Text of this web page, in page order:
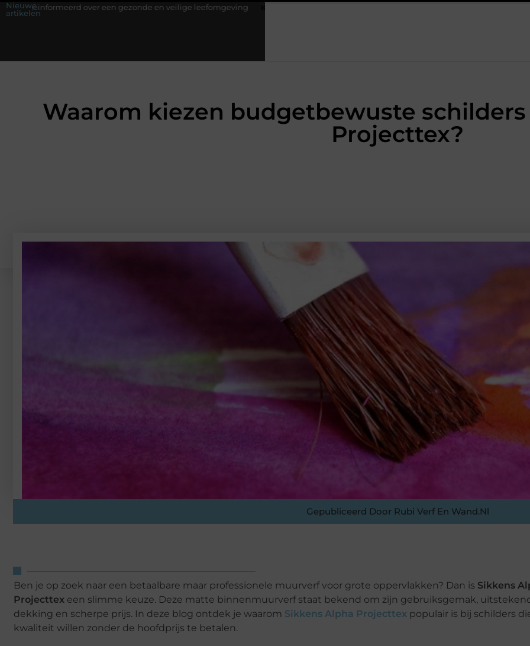
Nieuwe
artikelen
een gezonde en veilige leefomgeving Waarom een werkschakelaar onmisbaar is bij veel technische installaties
Waarom kiezen budgetbewuste
Projecttex?
Gepubliceerd Door Rubi Verf En Wand.nl
Ben je op zoek naar een betaalbare maar professionele muurverf voor grote oppervlakken? Dan is Sikkens
Projecttex een slimme keuze. Deze matte binnenmuurverf staat bekend om zijn gebruiksgemak,
dekking en scherpe prijs. In deze blog ontdek je waarom Sikkens Alpha Projecttex populair is bij schilders
kwaliteit willen zonder de hoofdprijs te betalen.